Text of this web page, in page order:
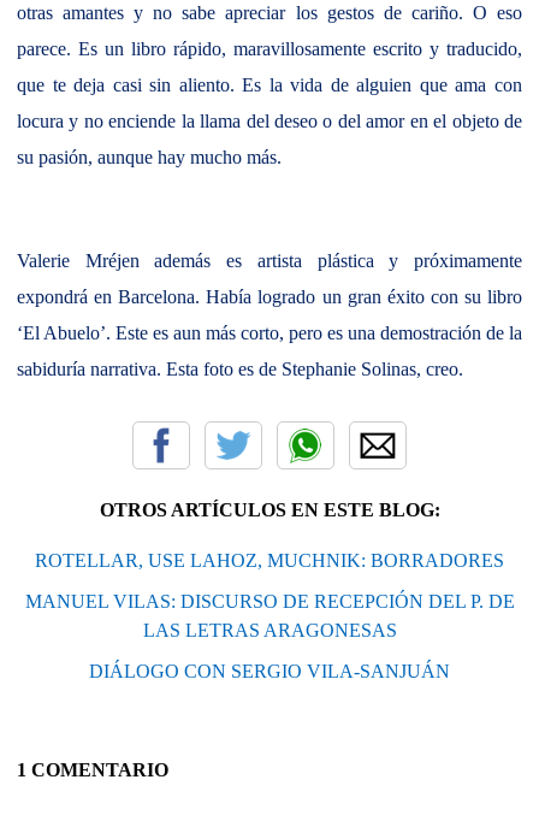
otras amantes y no sabe apreciar los gestos de cariño. O eso
parece. Es un libro rápido, maravillosamente escrito y traducido,
que te deja casi sin aliento. Es la vida de alguien que ama con
locura y no enciende la llama del deseo o del amor en el objeto de
su pasión, aunque hay mucho más.
Valerie Mréjen además es artista plástica y próximamente
expondrá en Barcelona. Había logrado un gran éxito con su libro
‘El Abuelo’. Este es aun más corto, pero es una demostración de la
sabiduría narrativa. Esta foto es de Stephanie Solinas, creo.
OTROS ARTÍCULOS EN ESTE BLOG:
ROTELLAR, USE LAHOZ, MUCHNIK: BORRADORES
MANUEL VILAS: DISCURSO DE RECEPCIÓN DEL P. DE
LAS LETRAS ARAGONESAS
DIÁLOGO CON SERGIO VILA-SANJUÁN
1 COMENTARIO